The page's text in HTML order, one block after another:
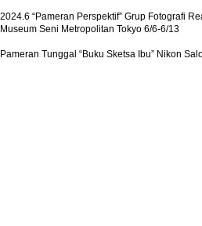
2024.6 “Pameran Perspektif” Grup Fotografi
Museum Seni Metropolitan Tokyo 6/6-6/13
Pameran Tunggal “Buku Sketsa Ibu” Nikon